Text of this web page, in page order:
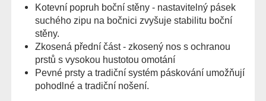
Kotevní popruh boční stěny - nastavitelný pásek
suchého zipu na bočnici zvyšuje stabilitu boční
stěny.
Zkosená přední část - zkosený nos s ochranou
prstů s vysokou hustotou omotání
Pevné prsty a tradiční systém páskování umožňují
pohodlné a tradiční nošení.